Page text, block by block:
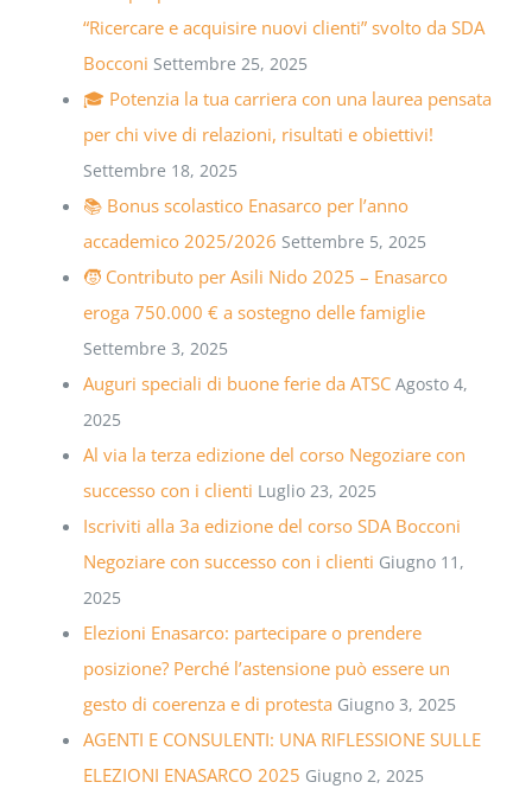
“Ricercare e acquisire nuovi clienti” svolto da SDA
Bocconi Settembre 25, 2025
🎓 Potenzia la tua carriera con una laurea pensata
per chi vive di relazioni, risultati e obiettivi!
Settembre 18, 2025
📚 Bonus scolastico Enasarco per l’anno
accademico 2025/2026 Settembre 5, 2025
🧒 Contributo per Asili Nido 2025 – Enasarco
eroga 750.000 € a sostegno delle famiglie
Settembre 3, 2025
Auguri speciali di buone ferie da ATSC Agosto 4,
2025
Al via la terza edizione del corso Negoziare con
successo con i clienti Luglio 23, 2025
Iscriviti alla 3a edizione del corso SDA Bocconi
Negoziare con successo con i clienti Giugno 11,
2025
Elezioni Enasarco: partecipare o prendere
posizione? Perché l’astensione può essere un
gesto di coerenza e di protesta Giugno 3, 2025
AGENTI E CONSULENTI: UNA RIFLESSIONE SULLE
ELEZIONI ENASARCO 2025 Giugno 2, 2025